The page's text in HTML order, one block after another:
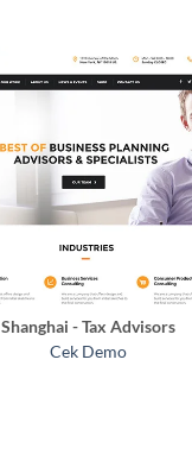
Shanghai - Tax Advisors
Cek Demo